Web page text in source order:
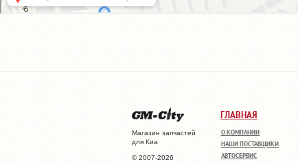
Магазин запчастей
для Киа
© 2007-2026
ГЛАВНАЯ
О КОМПАНИИ
НАШИ ПОСТАВЩИКИ
АВТОСЕРВИС